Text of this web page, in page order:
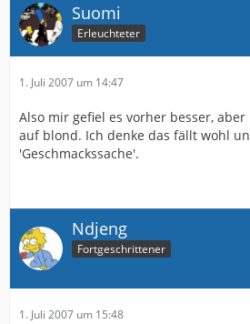
Suomi
Erleuchteter
1. Juli 2007 um 14:47
Also mir gefiel es vorher besser,
auf blond. Ich denke das fällt wohl
'Geschmackssache'.
Ndjeng
Fortgeschrittener
1. Juli 2007 um 15:48